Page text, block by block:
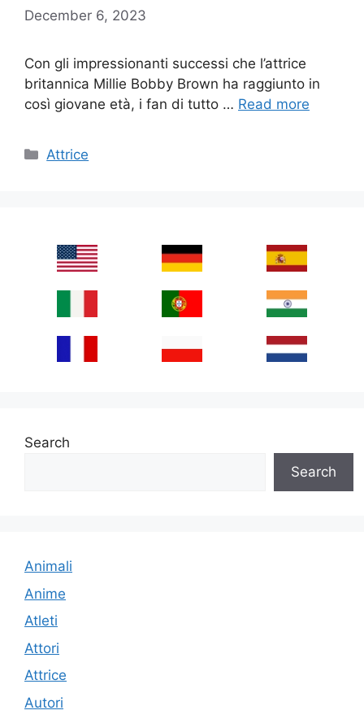
December 6, 2023
Con gli impressionanti successi che l’attrice
britannica Millie Bobby Brown ha raggiunto in
così giovane età, i fan di tutto … Read more
Categories
Attrice
Search
Search
Animali
Anime
Atleti
Attori
Attrice
Autori